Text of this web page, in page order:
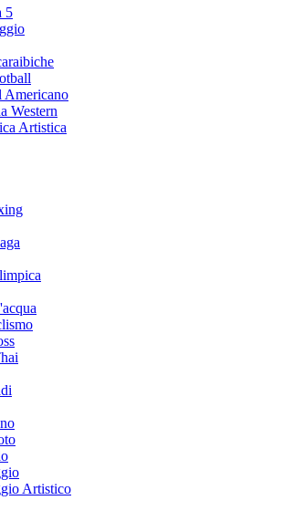
5
Americano
Western
Artistica
Artistico